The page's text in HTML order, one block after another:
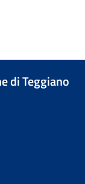
di Teggiano